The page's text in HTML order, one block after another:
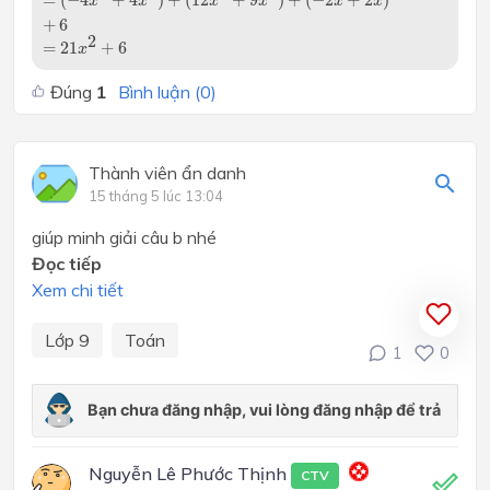
+6
= 21x2 + 6
= 21 2+
Đúng 1 Bình luận (0)
Thành viên ẩn danh
15 tháng 5 lúc 13:04
giúp minh giải câu b nhé
Đọc tiếp
Xem chi tiết
Lớp 9 Toán
1 0
Nguyễn Lê Phước Thịnh CTV